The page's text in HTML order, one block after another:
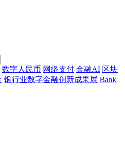
数字人民币 网络支付 金融AI 区块
银行业数字金融创新成果展 Bank